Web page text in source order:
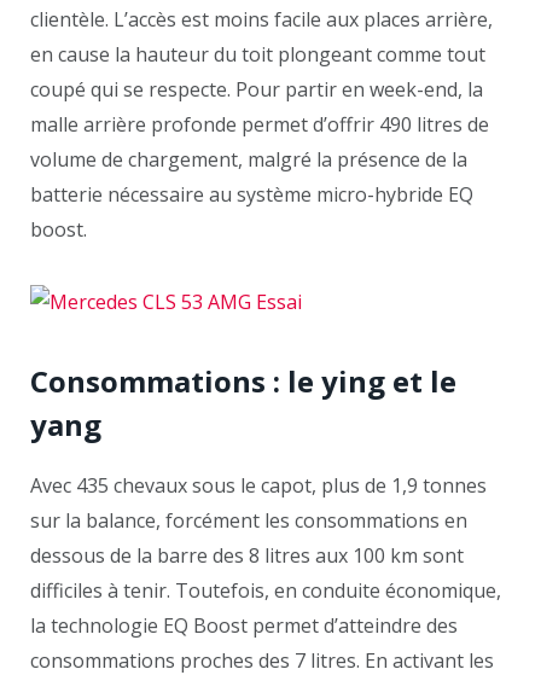
clientèle. L’accès est moins facile aux places arrière,
en cause la hauteur du toit plongeant comme tout
coupé qui se respecte. Pour partir en week-end, la
malle arrière profonde permet d’offrir 490 litres de
volume de chargement, malgré la présence de la
batterie nécessaire au système micro-hybride EQ
boost.
Consommations : le ying et le
yang
Avec 435 chevaux sous le capot, plus de 1,9 tonnes
sur la balance, forcément les consommations en
dessous de la barre des 8 litres aux 100 km sont
difficiles à tenir. Toutefois, en conduite économique,
la technologie EQ Boost permet d’atteindre des
consommations proches des 7 litres. En activant les